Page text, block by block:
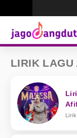
LIRIK LAGU
Lirik